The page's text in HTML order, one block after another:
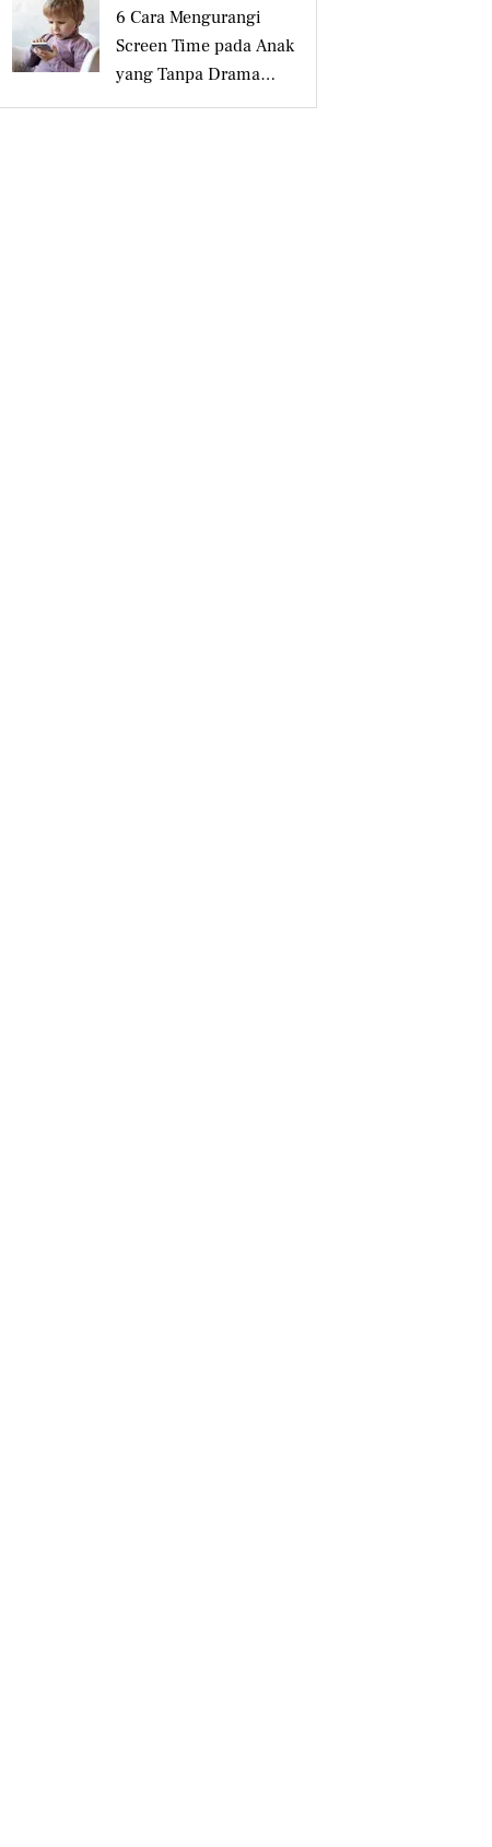
6 Cara Mengurangi
Screen Time pada Anak
yang Tanpa Drama
Menurut Ahli